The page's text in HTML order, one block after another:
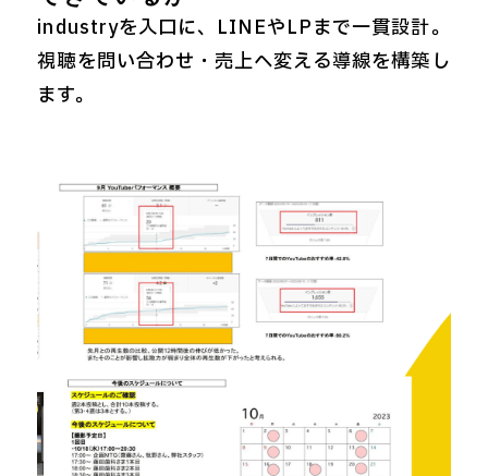
industryを入口に、LINEやLPまで一貫設計。
視聴を問い合わせ・売上へ変える導線を構築し
ます。